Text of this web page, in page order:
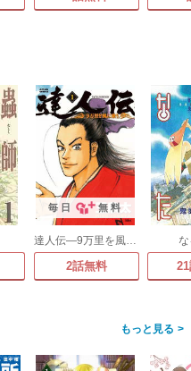
毎日 無料
達人伝―9万里を風に乗り―
2話無料
>